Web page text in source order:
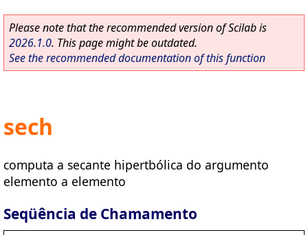
Please note that the recommended version of Scilab is
2026.1.0. This page might be outdated.
See the recommended documentation of this function
sech
computa a secante hipertbólica do argumento
elemento a elemento
Seqüência de Chamamento